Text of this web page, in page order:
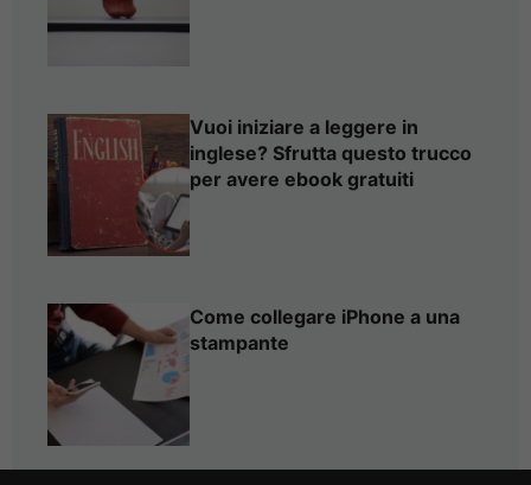
Vuoi iniziare a leggere in
inglese? Sfrutta questo trucco
per avere ebook gratuiti
Come collegare iPhone a una
stampante